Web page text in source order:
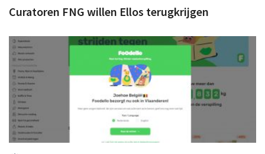
Curatoren FNG willen Ellos terugkrijgen